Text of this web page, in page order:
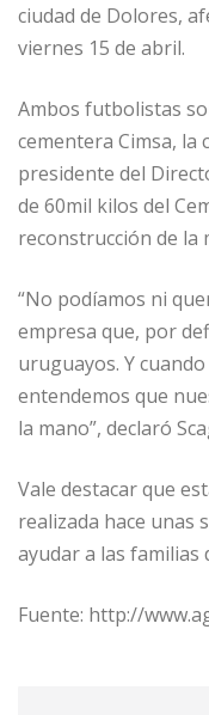
ciudad de Dolores,
viernes 15 de abril.
Ambos futbolistas
cementera Cimsa, la
presidente del
de 60mil kilos del
reconstrucción de la
“No podíamos ni
empresa que, por
uruguayos. Y
entendemos que
la mano”, declaró
Vale destacar que
realizada hace unas
ayudar a las familias
Fuente: http://